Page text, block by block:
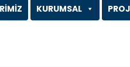
KURUMSAL